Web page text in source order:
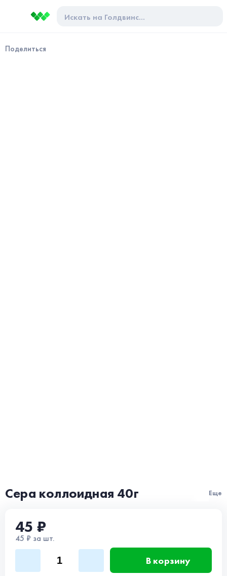
Поделиться
Сера коллоидная 40г Еще
45 ₽
45 ₽ за шт.
В корзину